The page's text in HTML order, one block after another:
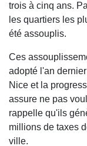
trois à cinq ans.
les quartiers les
été assouplis.
Ces
adopté l'an
Nice et la
assure ne pas
rappelle qu'ils
millions de taxes
ville.